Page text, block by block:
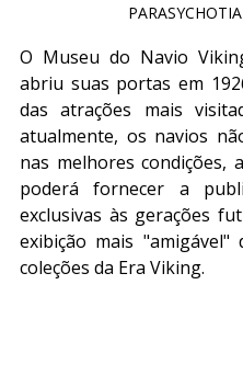
O Museu do Navio
abriu suas portas em
das atrações mais
atualmente, os navios
nas melhores condições,
poderá fornecer a
exclusivas às gerações
exibição mais
coleções da Era Viking.